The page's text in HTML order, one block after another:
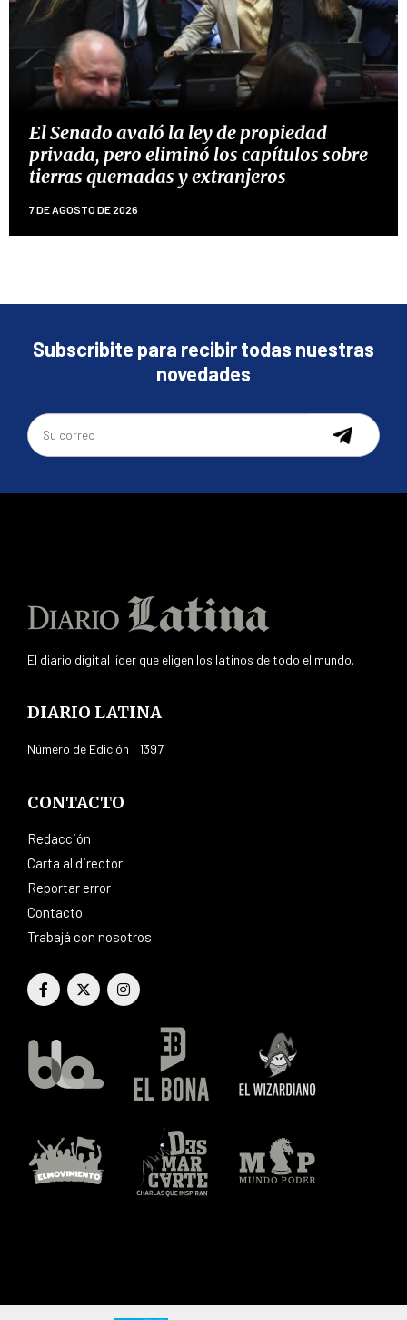
El Senado avaló la ley de propiedad
privada, pero eliminó los capítulos sobre
tierras quemadas y extranjeros
7 DE AGOSTO DE 2026
Subscribite para recibir todas nuestras
novedades
El diario digital líder que eligen los latinos de todo el mundo.
DIARIO LATINA
Número de Edición : 1397
CONTACTO
Redacción
Carta al director
Reportar error
Contacto
Trabajá con nosotros